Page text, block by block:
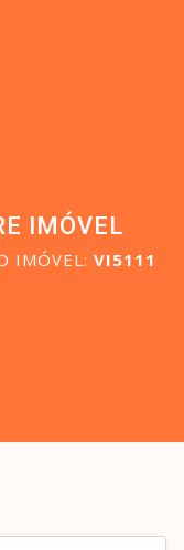
IMÓVEL
IMÓVEL: VI5111